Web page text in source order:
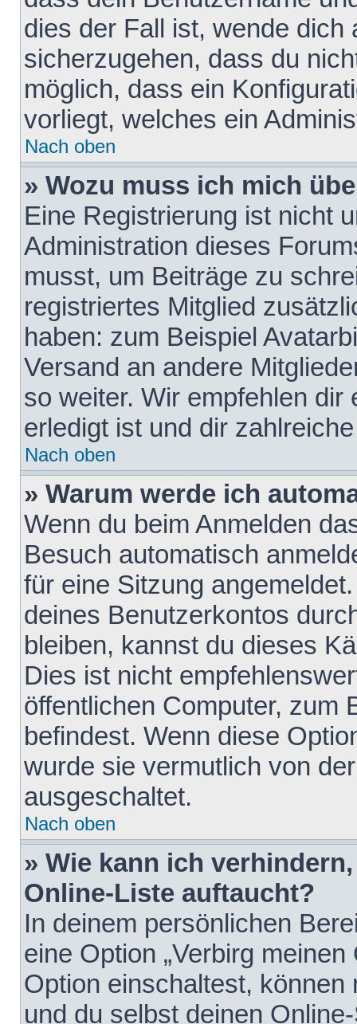
dies der Fall ist, wende dich
sicherzugehen, dass du
möglich, dass ein
vorliegt, welches ein
Nach oben
» Wozu muss ich mich
Eine Registrierung ist nicht
Administration dieses
musst, um Beiträge zu
registriertes Mitglied
haben: zum Beispiel
Versand an andere
so weiter. Wir empfehlen
erledigt ist und dir
Nach oben
» Warum werde ich
Wenn du beim Anmelden
Besuch automatisch
für eine Sitzung
deines Benutzerkontos
bleiben, kannst du dieses
Dies ist nicht
öffentlichen Computer, zum
befindest. Wenn diese
wurde sie vermutlich von
ausgeschaltet.
Nach oben
» Wie kann ich
Online-Liste auftaucht?
In deinem persönlichen
eine Option „Verbirg
Option einschaltest,
und du selbst deinen